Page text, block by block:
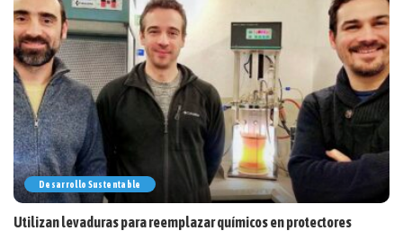
Desarrollo Sustentable
Utilizan levaduras para reemplazar químicos en protectores